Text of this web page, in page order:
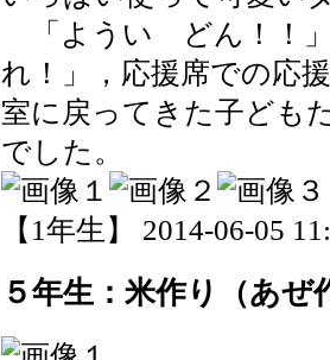
「ようい どん！！」
れ！」，応援席での応
室に戻ってきた子ども
でした。
【1年生】 2014-06-05
５年生：米作り（あぜ